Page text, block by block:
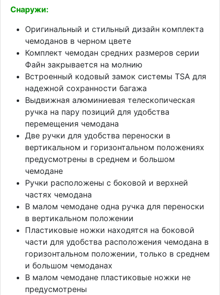
Снаружи:
Оригинальный и стильный дизайн комплекта
чемоданов в черном цвете
Комплект чемодан средних размеров серии
Файн закрывается на молнию
Встроенный кодовый замок системы TSA для
надежной сохранности багажа
Выдвижная алюминиевая телескопическая
ручка на пару позиций для удобства
перемещения чемодана
Две ручки для удобства переноски в
вертикальном и горизонтальном положениях
предусмотрены в среднем и большом
чемодане
Ручки расположены с боковой и верхней
частях чемодана
В малом чемодане одна ручка для переноски
в вертикальном положении
Пластиковые ножки находятся на боковой
части для удобства расположения чемодана в
горизонтальном положении, только в среднем
и большом чемоданах
В малом чемодане пластиковые ножки не
предусмотрены